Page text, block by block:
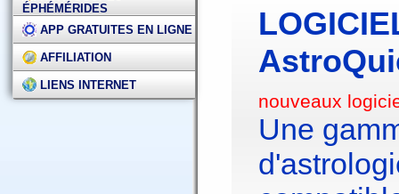
ÉPHÉMÉRIDES
APP GRATUITES EN LIGNE
AFFILIATION
LIENS INTERNET
nouveaux
Une